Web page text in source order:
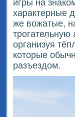
игры на
характерные
же вожатые,
организуя
которые
разъездом.